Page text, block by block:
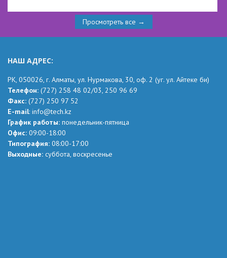
Просмотреть все →
НАШ АДРЕС:
РК, 050026, г. Алматы, ул. Нурмакова, 30, оф. 2 (уг. ул. Айтеке би)
Телефон: (727) 258 48 02/03, 250 96 69
Факс: (727) 250 97 52
Е-mail: info@tech.kz
График работы: понедельник-пятница
Офис: 09:00-18:00
Типография: 08:00-17:00
Выходные: суббота, воскресенье